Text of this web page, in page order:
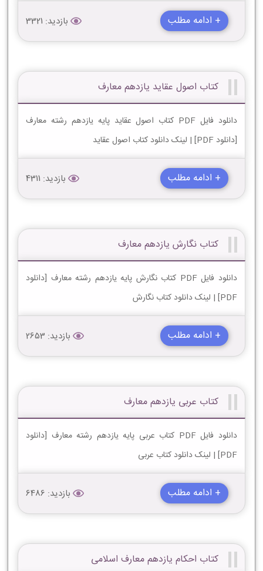
+ ادامه مطلب بازدید: 3321
کتاب اصول عقاید یازدهم معارف
دانلود فایل PDF کتاب اصول عقاید پایه یازدهم رشته معارف
[دانلود PDF] | لینک دانلود کتاب اصول عقاید
+ ادامه مطلب بازدید: 4311
کتاب نگارش یازدهم معارف
دانلود فایل PDF کتاب نگارش پایه یازدهم رشته معارف [دانلود
PDF] | لینک دانلود کتاب نگارش
+ ادامه مطلب بازدید: 2653
کتاب عربی یازدهم معارف
دانلود فایل PDF کتاب عربی پایه یازدهم رشته معارف [دانلود
PDF] | لینک دانلود کتاب عربی
+ ادامه مطلب بازدید: 6486
کتاب احکام یازدهم معارف اسلامی